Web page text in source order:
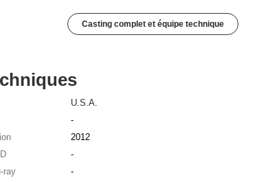
Casting complet et équipe technique
U.S.A.
-
2012
-
ray
-